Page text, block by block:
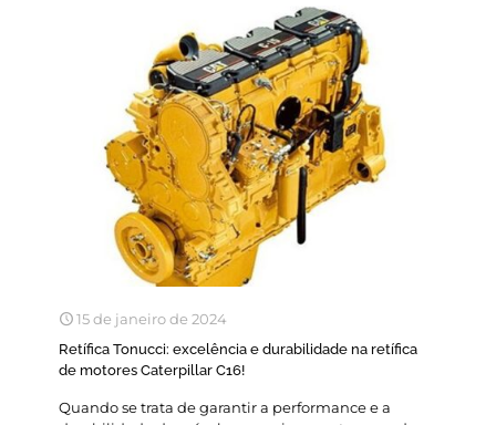
15 de janeiro de 2024
Retífica Tonucci: excelência e durabilidade na retífica
de motores Caterpillar C16!
Quando se trata de garantir a performance e a